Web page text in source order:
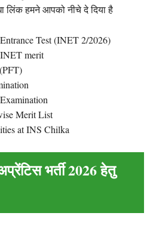
लिंक हमने आपको नीचे दे दिया है
Test (INET 2/2026)
merit
Merit List
at INS Chilka
भर्ती 2026 हेतु